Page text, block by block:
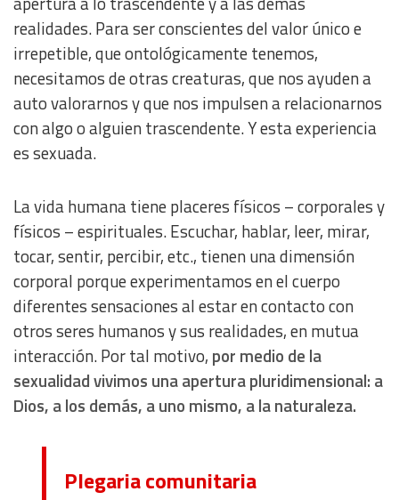
realidades. Para ser conscientes del valor único e
irrepetible, que ontológicamente tenemos,
necesitamos de otras creaturas, que nos ayuden a
auto valorarnos y que nos impulsen a relacionarnos
con algo o alguien trascendente. Y esta experiencia
es sexuada.
La vida humana tiene placeres físicos – corporales y
físicos – espirituales. Escuchar, hablar, leer, mirar,
tocar, sentir, percibir, etc., tienen una dimensión
corporal porque experimentamos en el cuerpo
diferentes sensaciones al estar en contacto con
otros seres humanos y sus realidades, en mutua
interacción. Por tal motivo, por medio de la
sexualidad vivimos una apertura pluridimensional: a
Dios, a los demás, a uno mismo, a la naturaleza.
Plegariacomunitaria